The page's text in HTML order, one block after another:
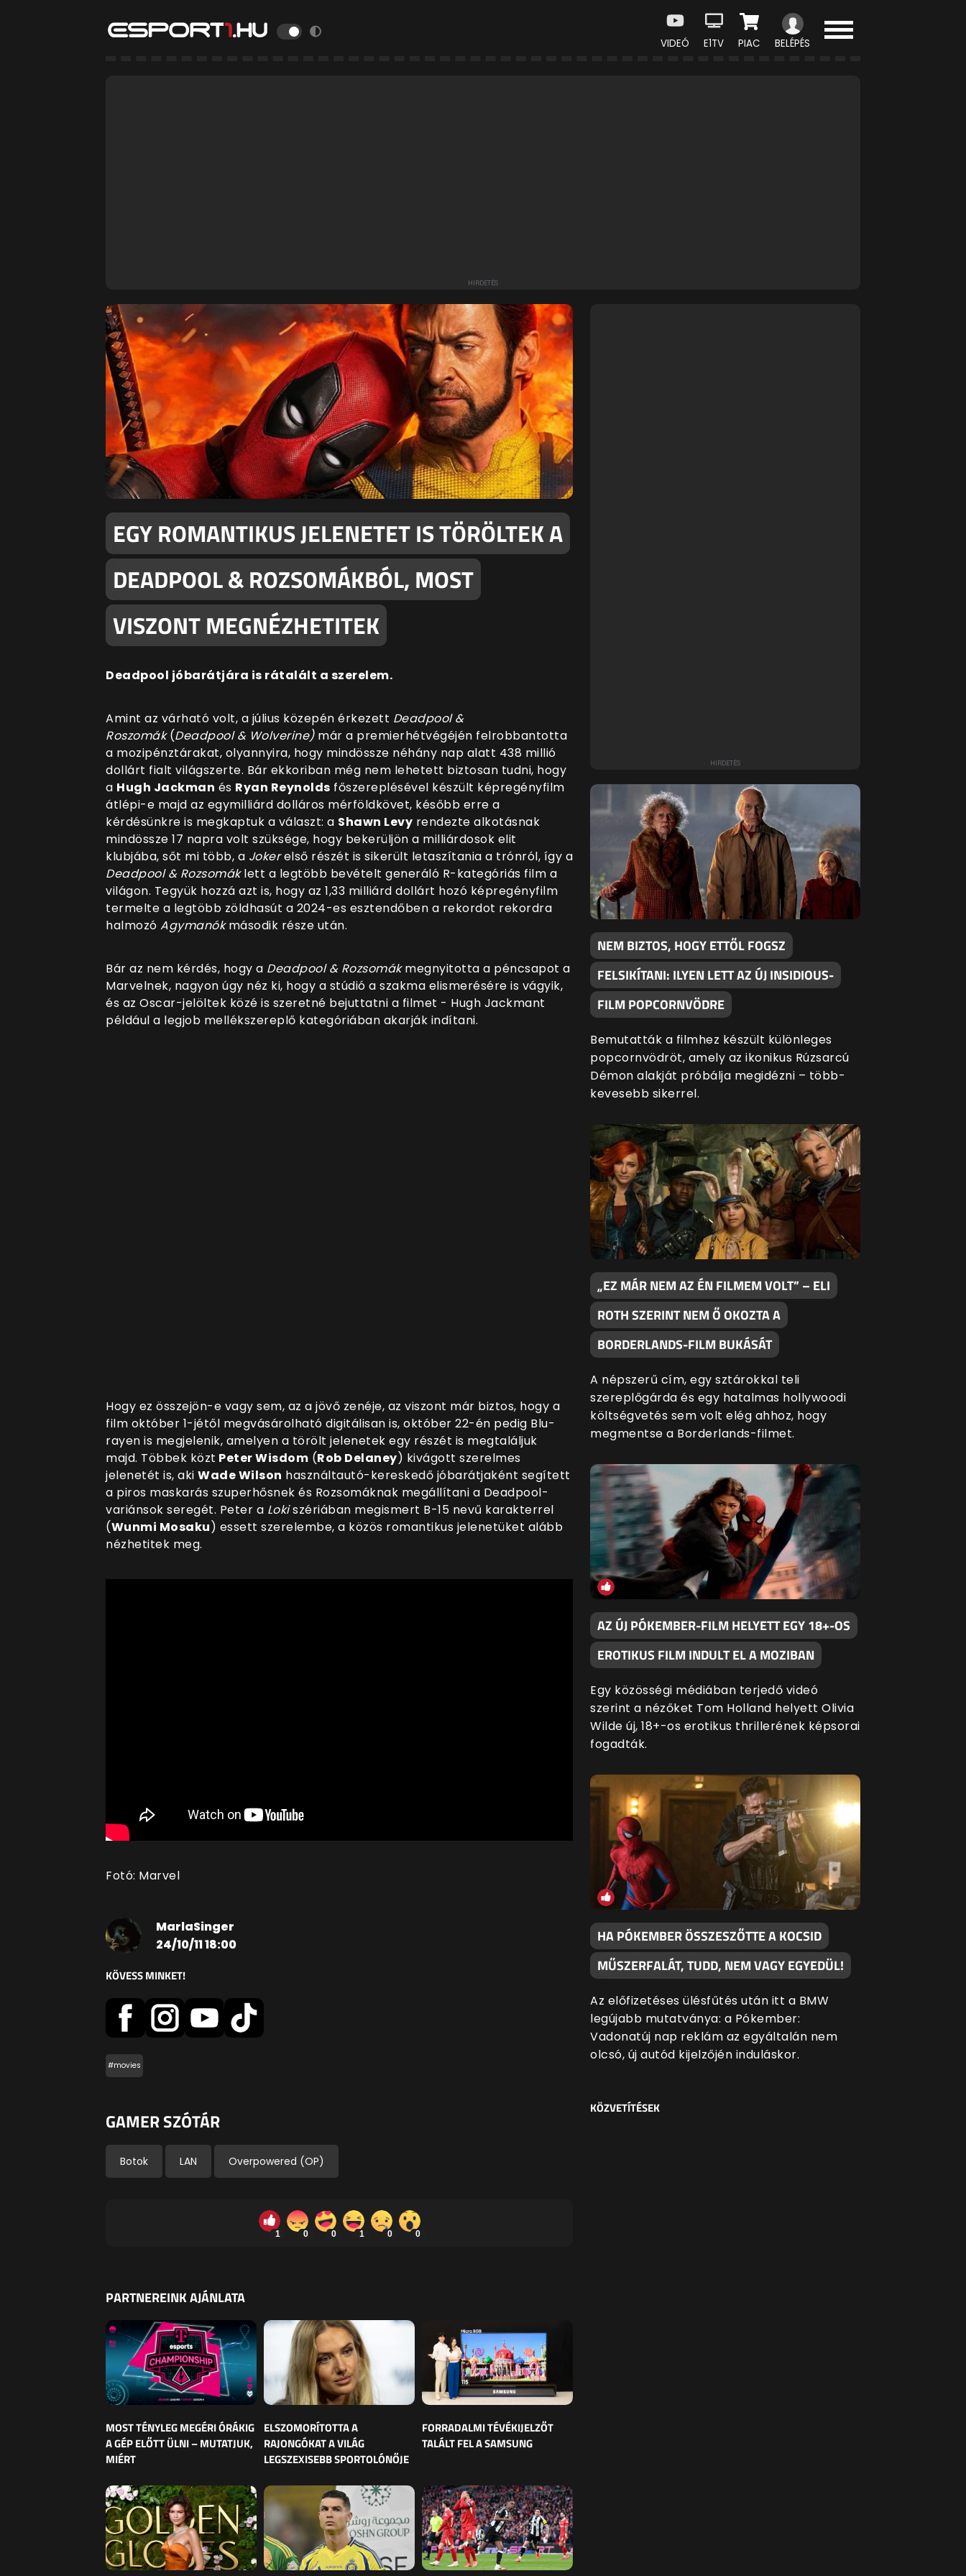
VIDEÓ E1TV PIAC BELÉPÉS
EGY ROMANTIKUS JELENETET IS TÖRÖLTEK A
DEADPOOL & ROZSOMÁKBÓL, MOST
VISZONT MEGNÉZHETITEK
Deadpool jóbarátjára is rátalált a szerelem.
Amint az várható volt, a július közepén érkezett Deadpool &
Roszomák(Deadpool & Wolverine)már a premierhétvégéjén felrobbantotta
a mozipénztárakat, olyannyira, hogy mindössze néhány nap alatt 438 millió
dollárt fialt világszerte. Bár ekkoriban még nem lehetett biztosan tudni, hogy
a Hugh Jackman és Ryan Reynolds főszereplésével készült képregényfilm
átlépi-e majd az egymilliárd dolláros mérföldkövet, később erre a
kérdésünkre is megkaptuk a választ: a Shawn Levy rendezte alkotásnak
mindössze 17 napra volt szüksége, hogy bekerüljön a milliárdosok elit
klubjába, sőt mi több, a Jokerelső részét is sikerült letaszítania a trónról, így a
Deadpool & Rozsomáklett a legtöbb bevételt generáló R-kategóriás film a
világon. Tegyük hozzá azt is, hogy az 1,33 milliárd dollárt hozó képregényfilm
termelte a legtöbb zöldhasút a 2024-es esztendőben a rekordot rekordra
halmozó Agymanókmásodik része után.
Bár az nem kérdés, hogy a Deadpool & Rozsomákmegnyitotta a péncsapot a
Marvelnek, nagyon úgy néz ki, hogy a stúdió a szakma elismerésére is vágyik,
és az Oscar-jelöltek közé is szeretné bejuttatni a filmet - Hugh Jackmant
például a legjob mellékszereplő kategóriában akarják indítani.
Hogy ez összejön-e vagy sem, az a jövő zenéje, az viszont már biztos, hogy a
film október 1-jétől megvásárolható digitálisan is, október 22-én pedig Blu-
rayen is megjelenik, amelyen a törölt jelenetek egy részét is megtaláljuk
majd. Többek közt Peter Wisdom (Rob Delaney) kivágott szerelmes
jelenetét is, aki Wade Wilson használtautó-kereskedő jóbarátjaként segített
a piros maskarás szuperhősnek és Rozsomáknak megállítani a Deadpool-
variánsok seregét. Peter a Lokiszériában megismert B-15 nevű karakterrel
(Wunmi Mosaku) essett szerelembe, a közös romantikus jelenetüket alább
nézhetitek meg.
Fotó: Marvel
MarlaSinger
24/10/11 18:00
KÖVESS MINKET!
#movies
GAMER SZÓTÁR
Botok LAN Overpowered (OP)
1 0 0 1 0 0
PARTNEREINK AJÁNLATA
MOST TÉNYLEG MEGÉRI ÓRÁKIG
A GÉP ELŐTT ÜLNI – MUTATJUK,
MIÉRT
ELSZOMORÍTOTTA A
RAJONGÓKAT A VILÁG
LEGSZEXISEBB SPORTOLÓNŐJE
FORRADALMI TÉVÉKIJELZŐT
TALÁLT FEL A SAMSUNG
NEM BIZTOS, HOGY ETTŐL FOGSZ
FELSIKÍTANI: ILYEN LETT AZ ÚJ INSIDIOUS-
FILM POPCORNVÖDRE
Bemutatták a filmhez készült különleges
popcornvödröt, amely az ikonikus Rúzsarcú
Démon alakját próbálja megidézni – több-
kevesebb sikerrel.
„EZ MÁR NEM AZ ÉN FILMEM VOLT” – ELI
ROTH SZERINT NEM Ő OKOZTA A
BORDERLANDS-FILM BUKÁSÁT
A népszerű cím, egy sztárokkal teli
szereplőgárda és egy hatalmas hollywoodi
költségvetés sem volt elég ahhoz, hogy
megmentse a Borderlands-filmet.
AZ ÚJ PÓKEMBER-FILM HELYETT EGY 18+-OS
EROTIKUS FILM INDULT EL A MOZIBAN
Egy közösségi médiában terjedő videó
szerint a nézőket Tom Holland helyett Olivia
Wilde új, 18+-os erotikus thrillerének képsorai
fogadták.
HA PÓKEMBER ÖSSZESZŐTTE A KOCSID
MŰSZERFALÁT, TUDD, NEM VAGY EGYEDÜL!
Az előfizetéses ülésfűtés után itt a BMW
legújabb mutatványa: a Pókember:
Vadonatúj nap reklám az egyáltalán nem
olcsó, új autód kijelzőjén induláskor.
KÖZVETÍTÉSEK